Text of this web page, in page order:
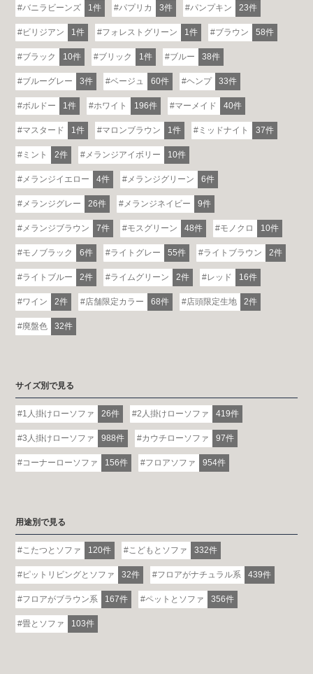
各地で出張ショールームを開催！
この機会にHAREMのソファをお試しくだ
さい。
※一部日時は予約制
詳しくはこちら
バニラビーンズ 1件 パプリカ 3件 パンプキン 23件
ビリジアン 1件 フォレストグリーン 1件 ブラウン 58件
ブラック 10件 ブリック 1件 ブルー 38件
ブルーグレー 3件 ベージュ 60件 ヘンプ 33件
ボルドー 1件 ホワイト 196件 マーメイド 40件
マスタード 1件 マロンブラウン 1件 ミッドナイト 37件
ミント 2件 メランジアイボリー 10件
メランジイエロー 4件 メランジグリーン 6件
メランジグレー 26件 メランジネイビー 9件
メランジブラウン 7件 モスグリーン 48件 モノクロ 10件
モノブラック 6件 ライトグレー 55件 ライトブラウン 2件
ライトブルー 2件 ライムグリーン 2件 レッド 16件
ワイン 2件 店舗限定カラー 68件 店頭限定生地 2件
廃盤色 32件
サイズ別で見る
1人掛けローソファ 26件 2人掛けローソファ 419件
3人掛けローソファ 988件 カウチローソファ 97件
コーナーローソファ 156件 フロアソファ 954件
用途別で見る
こたつとソファ 120件 こどもとソファ 332件
ピットリビングとソファ 32件 フロアがナチュラル系 439件
フロアがブラウン系 167件 ペットとソファ 356件
畳とソファ 103件